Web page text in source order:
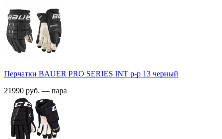
Перчатки BAUER PRO SERIES INT р-р 13 черный
21990 руб. — пара